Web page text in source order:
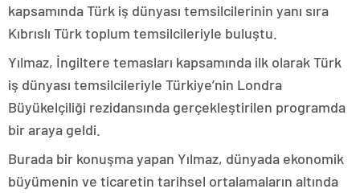
kapsamında Türk iş dünyası temsilcilerinin yanı sıra
Kıbrıslı Türk toplum temsilcileriyle buluştu.
Yılmaz, İngiltere temasları kapsamında ilk olarak Türk
iş dünyası temsilcileriyle Türkiye’nin Londra
Büyükelçiliği rezidansında gerçekleştirilen programda
bir araya geldi.
Burada bir konuşma yapan Yılmaz, dünyada ekonomik
büyümenin ve ticaretin tarihsel ortalamaların altında